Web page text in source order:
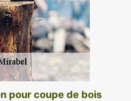
pour coupe de bois